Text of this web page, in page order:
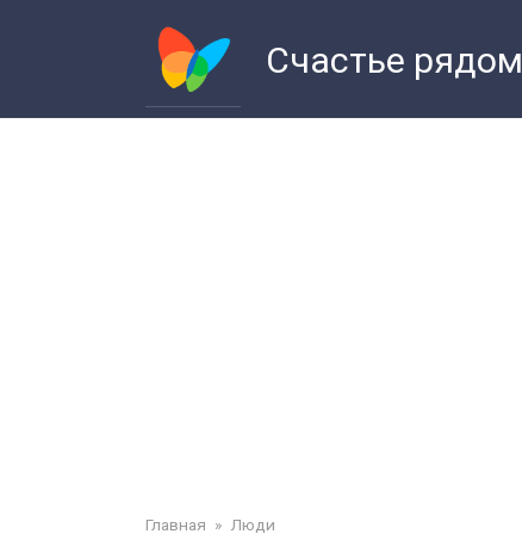
Счастье рядом
Главная » Люди